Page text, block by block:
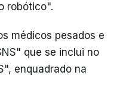
robótico".
médicos pesados e
que se inclui no
enquadrado na